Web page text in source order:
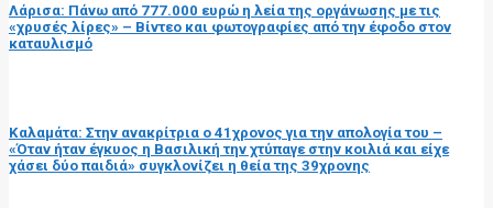
Λάρισα: Πάνω από 777.000 ευρώ η λεία της οργάνωσης με τις
«χρυσές λίρες» – Βίντεο και φωτογραφίες από την έφοδο στον
καταυλισμό
Καλαμάτα: Στην ανακρίτρια ο 41χρονος για την απολογία του –
«Όταν ήταν έγκυος η Βασιλική την χτύπαγε στην κοιλιά και είχε
χάσει δύο παιδιά» συγκλονίζει η θεία της 39χρονης